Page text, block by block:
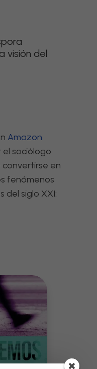
visión del
Amazon
el sociólogo
en
fenómenos
del siglo XXI: